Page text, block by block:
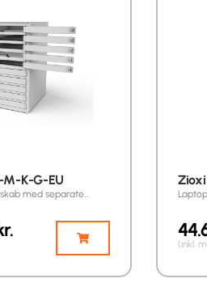
M-K-G-EU
med separate…
(inkl.